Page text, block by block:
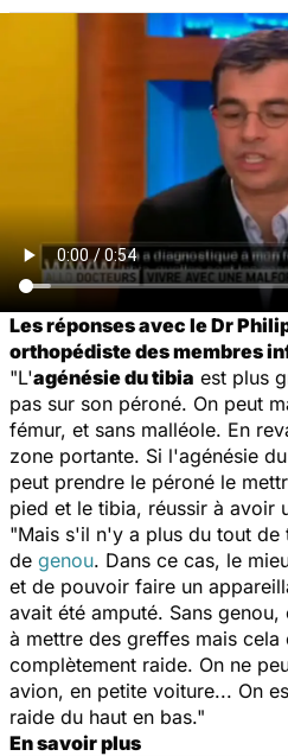
Les réponses avec le Dr
orthopédiste des membres
"L'agénésie du tibia est plus
pas sur son péroné. On peut
fémur, et sans malléole. En
zone portante. Si l'agénésie
peut prendre le péroné le
pied et le tibia, réussir à avoir
"Mais s'il n'y a plus du tout
de genou. Dans ce cas, le
et de pouvoir faire un
avait été amputé. Sans
à mettre des greffes mais cela
complètement raide. On ne
avion, en petite voiture... On
raide du haut en bas."
En savoir plus